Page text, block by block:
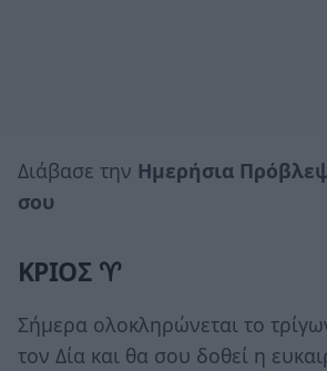
Διάβασε την Ημερήσια
σου
ΚΡΙΟΣ ♈
Σήμερα ολοκληρώνεται το
τον Δία και θα σου δοθεί η